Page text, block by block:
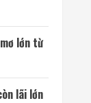
lớn từ
lãi lớn